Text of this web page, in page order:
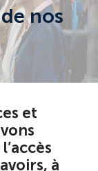
nos
et
à